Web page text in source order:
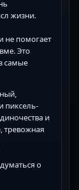
жизни.
не помогает
Это
самые
пиксель-
и
тревожная
о